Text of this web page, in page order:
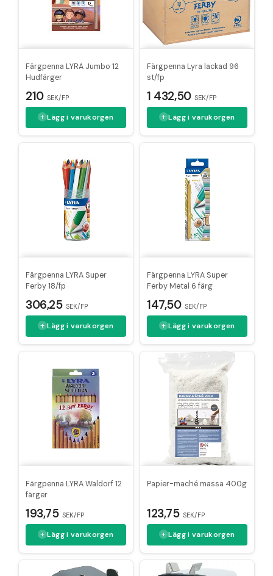
Färgpenna LYRA Jumbo 12
Hudfärger
210 SEK/FP
Lägg i varukorgen
Färgpenna Lyra lackad 96
st/fp
1 432,50 SEK/FP
Lägg i varukorgen
Färgpenna LYRA Super
Ferby 18/fp
306,25 SEK/FP
Lägg i varukorgen
Färgpenna LYRA Super
Ferby Metal 6 färg
147,50 SEK/FP
Lägg i varukorgen
Färgpenna LYRA Waldorf 12
färger
193,75 SEK/FP
Lägg i varukorgen
Papier-maché massa 400g
123,75 SEK/FP
Lägg i varukorgen